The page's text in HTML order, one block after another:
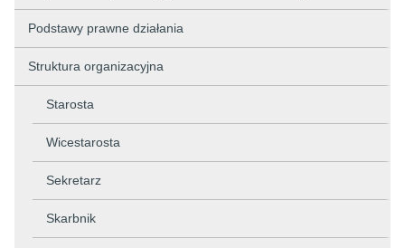
Podstawy prawne działania
Struktura organizacyjna
Starosta
Wicestarosta
Sekretarz
Skarbnik